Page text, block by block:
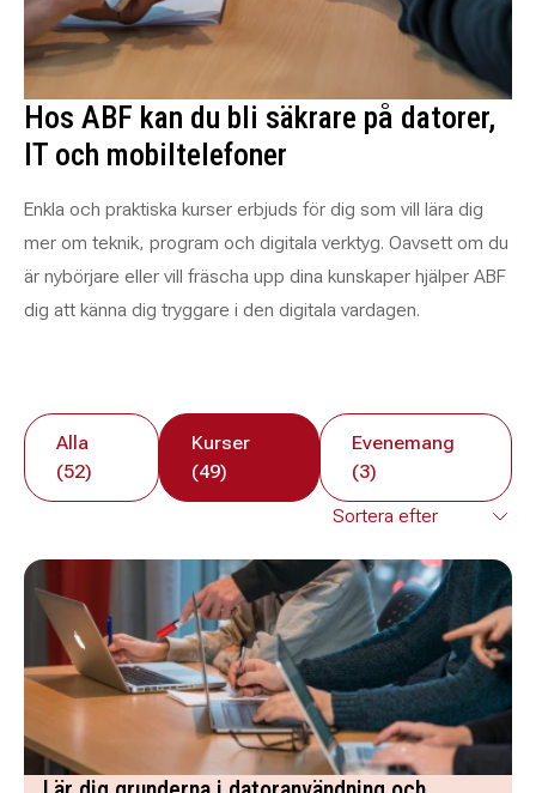
Hos ABF kan du bli säkrare på datorer,
IT och mobiltelefoner
Enkla och praktiska kurser erbjuds för dig som vill lära dig
mer om teknik, program och digitala verktyg. Oavsett om du
är nybörjare eller vill fräscha upp dina kunskaper hjälper ABF
dig att känna dig tryggare i den digitala vardagen.
Alla
(52)
Kurser
(49)
Evenemang
(3)